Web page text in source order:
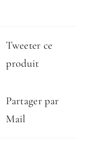
Tweeter ce
produit
Partager par
Mail